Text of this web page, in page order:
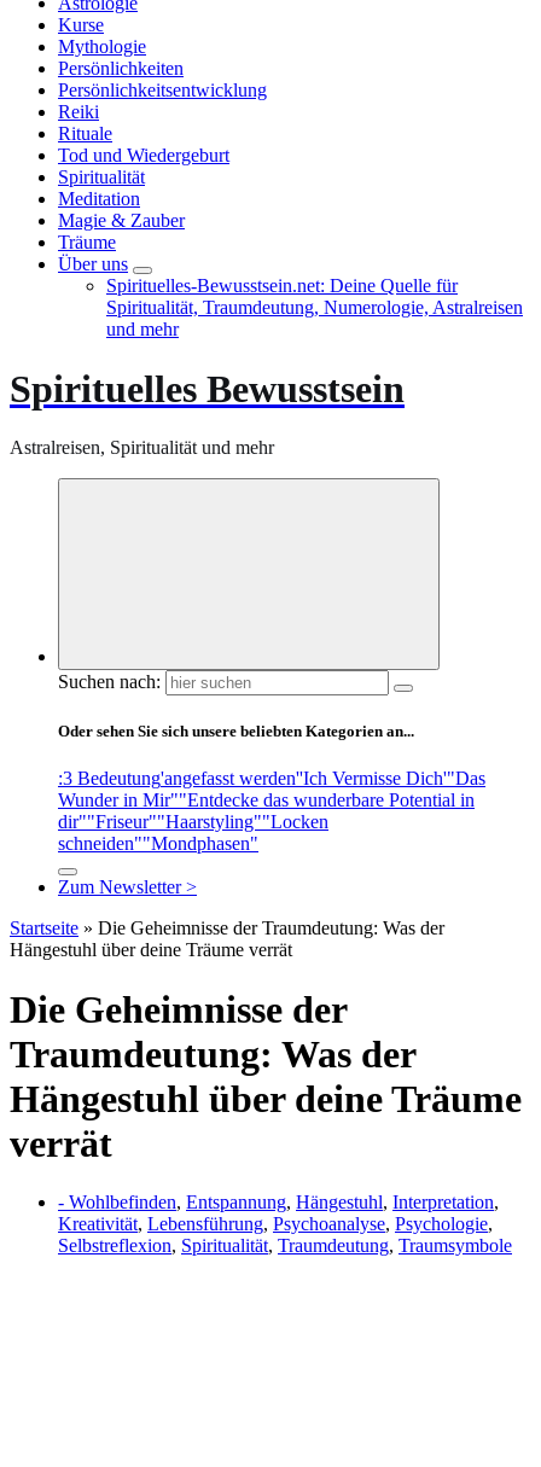
Kurse
Mythologie
Persönlichkeiten
Persönlichkeitsentwicklung
Reiki
Rituale
Tod und Wiedergeburt
Spiritualität
Meditation
Magie & Zauber
Träume
Über uns
Spirituelles-Bewusstsein.net: Deine Quelle für
Spiritualität, Traumdeutung, Numerologie, Astralreisen
und mehr
Spirituelles Bewusstsein
Astralreisen, Spiritualität und mehr
Suchen nach:
Oder sehen Sie sich unsere beliebten Kategorien an...
:3 Bedeutung'angefasst werden''Ich Vermisse Dich'"Das
Wunder in Mir""Entdecke das wunderbare Potential in
dir""Friseur""Haarstyling""Locken
schneiden""Mondphasen"
Zum Newsletter >
Startseite » Die Geheimnisse der Traumdeutung: Was der
Hängestuhl über deine Träume verrät
Die Geheimnisse der
Traumdeutung: Was der
Hängestuhl über deine Träume
verrät
- Wohlbefinden, Entspannung, Hängestuhl, Interpretation,
Kreativität, Lebensführung, Psychoanalyse, Psychologie,
Selbstreflexion, Spiritualität, Traumdeutung, Traumsymbole